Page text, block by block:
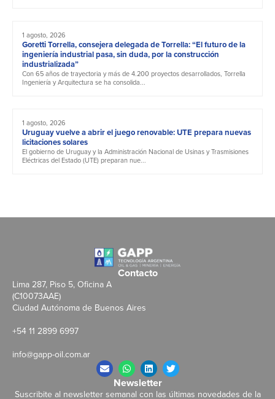
1 agosto, 2026
Goretti Torrella, consejera delegada de Torrella: “El futuro de la
ingeniería industrial pasa, sin duda, por la construcción
industrializada”
Con 65 años de trayectoria y más de 4.200 proyectos desarrollados, Torrella
Ingeniería y Arquitectura se ha consolida...
1 agosto, 2026
Uruguay vuelve a abrir el juego renovable: UTE prepara nuevas
licitaciones solares
El gobierno de Uruguay y la Administración Nacional de Usinas y Trasmisiones
Eléctricas del Estado (UTE) preparan nue...
Contacto
Lima 287, Piso 5, Oficina A
(C10073AAE)
Ciudad Autónoma de Buenos Aires
+54 11 2899 6997
info@gapp-oil.com.ar
Newsletter
Suscribite al newsletter semanal con las últimas novedades de la